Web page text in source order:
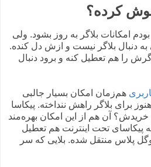
کرده؟
امکانات بلاگر به روز بشود. ولی
دنبال بلاگر نیست و ازش دل کنده.
را هم تعطیل کنه و برود دنبال
هم‌زمان امکان بسیار جالبی
برای بلاگر راهش ننداخته. پیکاسا
آن هم از این امکان بهره‌مند
پیکاسای تحت اینترنت هم تعطیل
پلاس منتقل شده. بلایی که سر